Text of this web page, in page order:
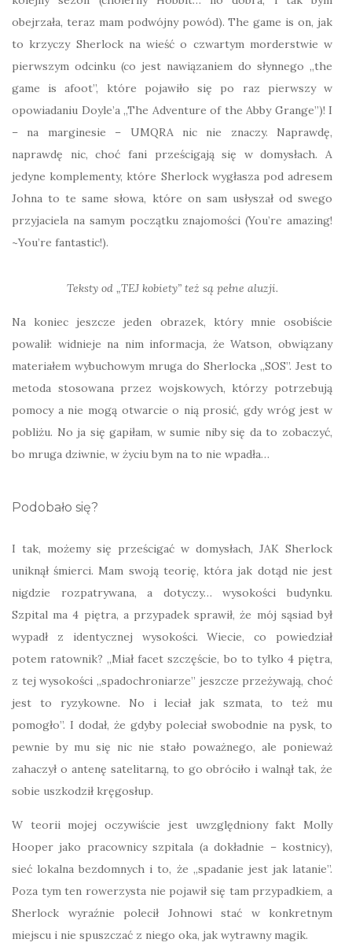
obejrzała, teraz mam podwójny powód). The game is on, jak
to krzyczy Sherlock na wieść o czwartym morderstwie w
pierwszym odcinku (co jest nawiązaniem do słynnego „the
game is afoot”, które pojawiło się po raz pierwszy w
opowiadaniu Doyle’a „The Adventure of the Abby Grange”)! I
– na marginesie – UMQRA nic nie znaczy. Naprawdę,
naprawdę nic, choć fani prześcigają się w domysłach. A
jedyne komplementy, które Sherlock wygłasza pod adresem
Johna to te same słowa, które on sam usłyszał od swego
przyjaciela na samym początku znajomości (You’re amazing!
~You’re fantastic!).
Teksty od „TEJ kobiety” też są pełne aluzji.
Na koniec jeszcze jeden obrazek, który mnie osobiście
powalił: widnieje na nim informacja, że Watson, obwiązany
materiałem wybuchowym mruga do Sherlocka „SOS”. Jest to
metoda stosowana przez wojskowych, którzy potrzebują
pomocy a nie mogą otwarcie o nią prosić, gdy wróg jest w
pobliżu. No ja się gapiłam, w sumie niby się da to zobaczyć,
bo mruga dziwnie, w życiu bym na to nie wpadła…
Podobało się?
I tak, możemy się prześcigać w domysłach, JAK Sherlock
uniknął śmierci. Mam swoją teorię, która jak dotąd nie jest
nigdzie rozpatrywana, a dotyczy… wysokości budynku.
Szpital ma 4 piętra, a przypadek sprawił, że mój sąsiad był
wypadł z identycznej wysokości. Wiecie, co powiedział
potem ratownik? „Miał facet szczęście, bo to tylko 4 piętra,
z tej wysokości „spadochroniarze” jeszcze przeżywają, choć
jest to ryzykowne. No i leciał jak szmata, to też mu
pomogło”. I dodał, że gdyby poleciał swobodnie na pysk, to
pewnie by mu się nic nie stało poważnego, ale ponieważ
zahaczył o antenę satelitarną, to go obróciło i walnął tak, że
sobie uszkodził kręgosłup.
W teorii mojej oczywiście jest uwzględniony fakt Molly
Hooper jako pracownicy szpitala (a dokładnie – kostnicy),
sieć lokalna bezdomnych i to, że „spadanie jest jak latanie”.
Poza tym ten rowerzysta nie pojawił się tam przypadkiem, a
Sherlock wyraźnie polecił Johnowi stać w konkretnym
miejscu i nie spuszczać z niego oka, jak wytrawny magik.